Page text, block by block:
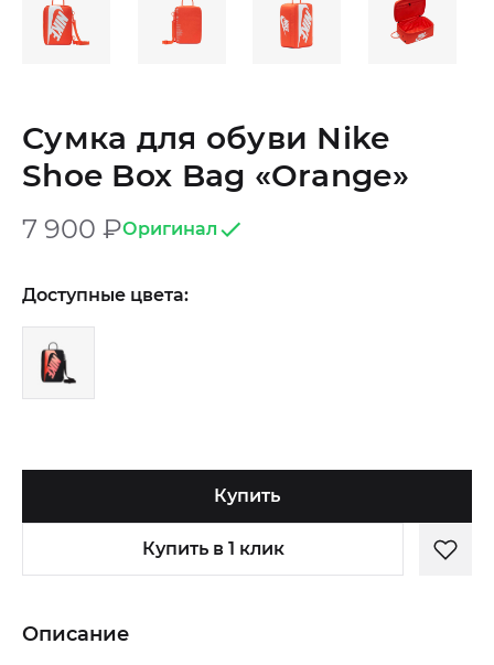
Сумка для обуви Nike
Shoe Box Bag «Orange»
7 900 ₽Оригинал
Доступные цвета:
Купить
Купить в 1 клик
Описание